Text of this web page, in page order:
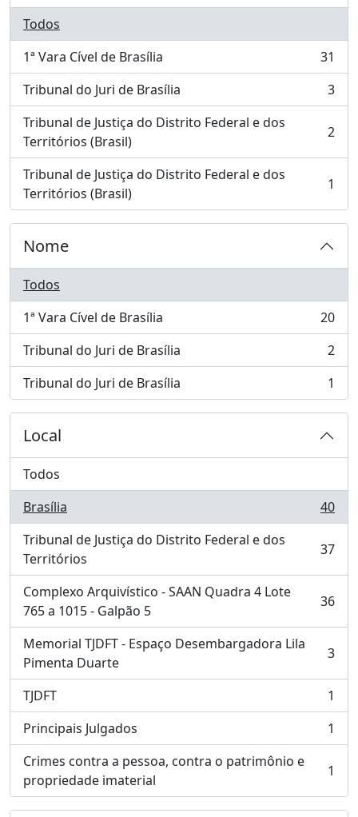
Todos
1ª Vara Cível de Brasília
, 31 resultados
31
Tribunal do Juri de Brasília
, 3 resultados
3
Tribunal de Justiça do Distrito Federal e dos
Territórios (Brasil)
, 2 resultados 2
Tribunal de Justiça do Distrito Federal e dos
Territórios (Brasil)
, 1 resultados 1
Nome
Todos
1ª Vara Cível de Brasília
, 20 resultados
20
Tribunal do Juri de Brasília
, 2 resultados
2
Tribunal do Juri de Brasília
, 1 resultados 1
Local
Todos
Brasília
, 40 resultados
40
Tribunal de Justiça do Distrito Federal e dos
Territórios
, 37 resultados 37
Complexo Arquivístico - SAAN Quadra 4 Lote
765 a 1015 - Galpão 5
, 36 resultados 36
Memorial TJDFT - Espaço Desembargadora Lila
Pimenta Duarte
, 3 resultados 3
TJDFT
, 1 resultados
1
Principais Julgados
, 1 resultados
1
Crimes contra a pessoa, contra o patrimônio e
propriedade imaterial
, 1 resultados 1